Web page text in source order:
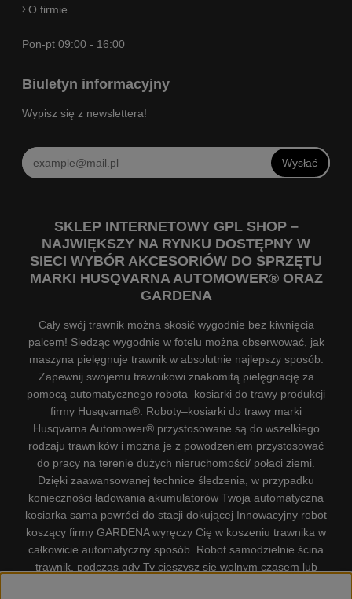
O firmie
Pon-pt 09:00 - 16:00
Biuletyn informacyjny
Wypisz się z newslettera!
Wysłać
SKLEP INTERNETOWY GPL SHOP –
NAJWIĘKSZY NA RYNKU DOSTĘPNY W
SIECI WYBÓR AKCESORIÓW DO SPRZĘTU
MARKI HUSQVARNA AUTOMOWER® ORAZ
GARDENA
Cały swój trawnik można skosić wygodnie bez kiwnięcia
palcem! Siedząc wygodnie w fotelu można obserwować, jak
maszyna pielęgnuje trawnik w absolutnie najlepszy sposób.
Zapewnij swojemu trawnikowi znakomitą pielęgnację za
pomocą automatycznego robota–kosiarki do trawy produkcji
firmy Husqvarna®. Roboty–kosiarki do trawy marki
Husqvarna Automower® przystosowane są do wszelkiego
rodzaju trawników i można je z powodzeniem przystosować
do pracy na terenie dużych nieruchomości/ połaci ziemi.
Dzięki zaawansowanej technice śledzenia, w przypadku
konieczności ładowania akumulatorów Twoja automatyczna
kosiarka sama powróci do stacji dokującej Innowacyjny robot
koszący firmy GARDENA wyręczy Cię w koszeniu trawnika w
całkowicie automatyczny sposób. Robot samodzielnie ścina
trawnik, podczas gdy Ty cieszysz się wolnym czasem lub